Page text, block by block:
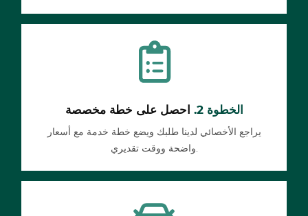
الخطوة 2. احصل على خطة مخصصة
يراجع الأخصائي لدينا طلبك ويضع خطة خدمة مع أسعار
واضحة ووقت تقديري.